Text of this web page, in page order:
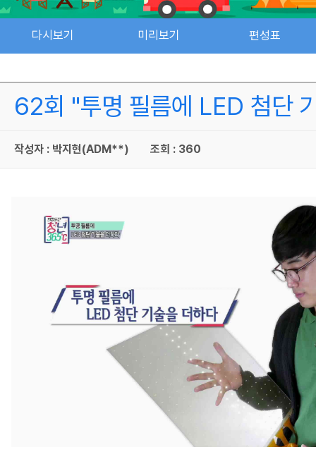
다시보기 미리보기 편성표
62회 "투명 필름에 LED 첨단
작성자 : 박지현(ADM**) 조회 : 360